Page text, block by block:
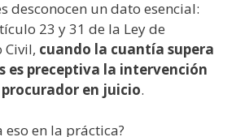
desconocen un dato esencial:
23 y 31 de la Ley de
cuando la cuantía supera
es preceptiva la intervención
en juicio.
eso en la práctica?